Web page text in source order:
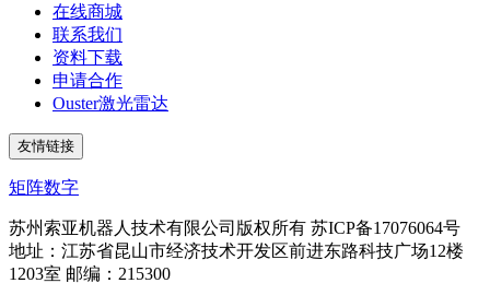
在线商城
联系我们
资料下载
申请合作
Ouster激光雷达
友情链接
矩阵数字
苏州索亚机器人技术有限公司版权所有 苏ICP备17076064号
地址：江苏省昆山市经济技术开发区前进东路科技广场12楼
1203室 邮编：215300